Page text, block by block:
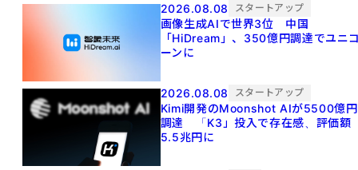
2026.08.08 スタートアップ
画像生成AIで世界3位 中国
「HiDream」、350億円調達でユニ
ーンに
2026.08.08 スタートアップ
Kimi開発のMoonshot AIが5500億円
調達 「K3」投入で存在感、評価額
5.5兆円に